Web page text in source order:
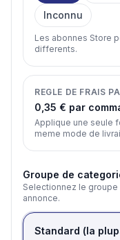
Inconnu
Les abonnes Store
differents.
REGLE DE FRAIS
0,35 € par
Applique une seule
meme mode de
Groupe de
Selectionnez le
annonce.
Standard (la